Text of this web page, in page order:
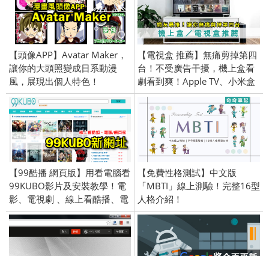
【頭像APP】Avatar Maker，
讓你的大頭照變成日系動漫
風，展現出個人特色！
(Android／iPhone iOS)
【電視盒 推薦】無痛剪掉第四
台！不受廣告干擾，機上盒看
劇看到爽！Apple TV、小米盒
子S、BANDOTT、OVO
【99酷播 網頁版】用看電腦看
99KUBO影片及安裝教學！電
影、電視劇 、線上看酷播、電
腦版、123KUBO、123酷播
【免費性格測試】中文版
「MBTI」線上測驗！完整16型
人格介紹！